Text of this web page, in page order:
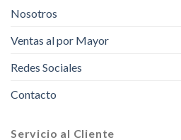
Nosotros
Ventas al por Mayor
Redes Sociales
Contacto
Servicio al Cliente